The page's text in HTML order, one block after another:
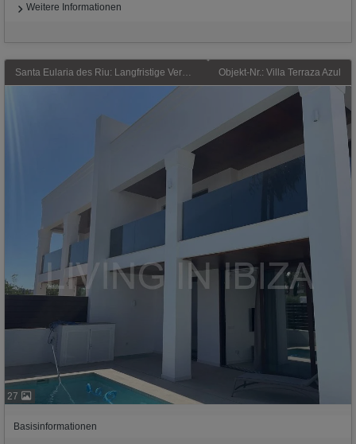
Weitere Informationen
Santa Eularia des Riu: Langfristige Vermietung. Luxuriöses Triplex-Reihenhaus im Herzen von Santa Eulàlia des Riu, nur eine Minute vom Strand und der Promenade entfernt. Objekt-Nr.: Villa Terraza Azul
27
Basisinformationen